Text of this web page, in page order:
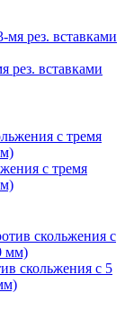
рез. вставками
с тремя
скольжения с 5